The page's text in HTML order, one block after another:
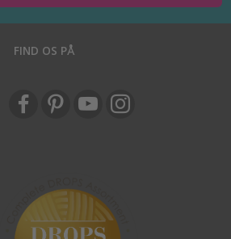
FIND OS PÅ